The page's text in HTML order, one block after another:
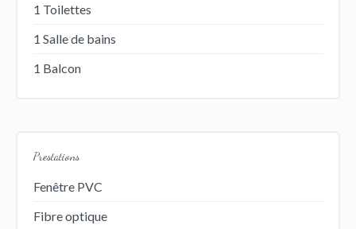
1 Toilettes
1 Salle de bains
1 Balcon
Prestations
Fenêtre PVC
Fibre optique